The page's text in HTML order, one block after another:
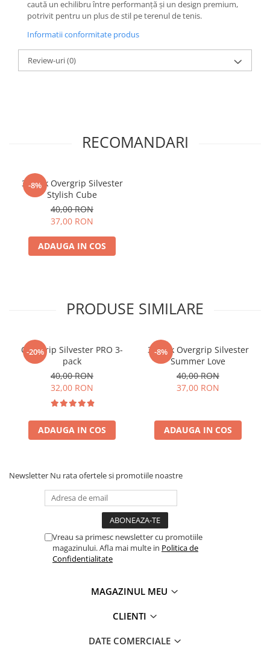
caută un echilibru între performanță și un design premium,
potrivit pentru un plus de stil pe terenul de tenis.
Informatii conformitate produs
Review-uri(0)
RECOMANDARI
-8%
3-pack Overgrip Silvester
Stylish Cube
40,00 RON
37,00 RON
ADAUGA IN COS
PRODUSE SIMILARE
-20%
Overgrip Silvester PRO 3-
pack
40,00 RON
32,00 RON
ADAUGA IN COS
-8%
3-pack Overgrip Silvester
Summer Love
40,00 RON
37,00 RON
ADAUGA IN COS
Newsletter Nu rata ofertele si promotiile noastre
Vreau sa primesc newsletter cu promotiile
magazinului. Afla mai multe in Politica de
Confidentialitate
MAGAZINUL MEU
CLIENTI
DATE COMERCIALE